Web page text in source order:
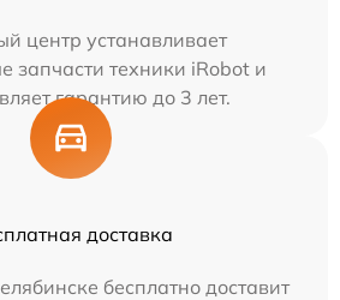
центр устанавливает
запчасти техники iRobot и
гарантию до 3 лет.
доставка
бесплатно доставит